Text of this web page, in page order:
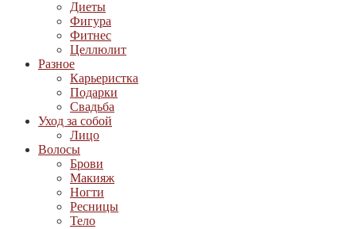
Диеты
Фигура
Фитнес
Целлюлит
Разное
Карьеристка
Подарки
Свадьба
Уход за собой
Лицо
Волосы
Брови
Макияж
Ногти
Ресницы
Тело